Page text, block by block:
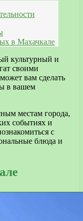
в Махачкале
культурный и
своими
вам сделать
в вашем
местам города,
событиях и
с
блюда и